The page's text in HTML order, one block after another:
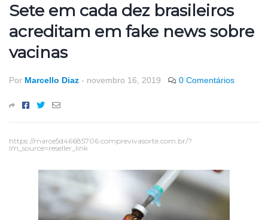
Sete em cada dez brasileiros
acreditam em fake news sobre
vacinas
Por Marcello Diaz - novembro 16, 2019 0 Comentários
https://marce5d46685706.comprevivasorte.com.br/?
lm_source=reseller_link